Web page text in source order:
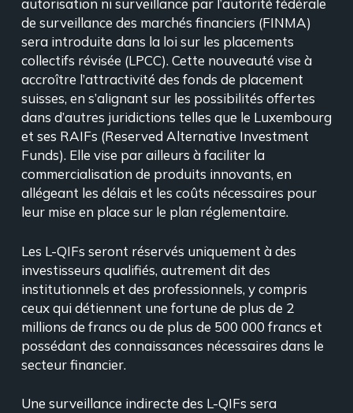
autorisation ni surveillance par l’autorité fédérale
de surveillance des marchés financiers (FINMA)
sera introduite dans la loi sur les placements
collectifs révisée (LPCC). Cette nouveauté vise à
accroître l’attractivité des fonds de placement
suisses, en s’alignant sur les possibilités offertes
dans d’autres juridictions telles que le Luxembourg
et ses RAIFs (Reserved Alternative Investment
Funds). Elle vise par ailleurs à faciliter la
commercialisation de produits innovants, en
allégeant les délais et les coûts nécessaires pour
leur mise en place sur le plan réglementaire.
Les L-QIFs seront réservés uniquement à des
investisseurs qualifiés, autrement dit des
institutionnels et des professionnels, y compris
ceux qui détiennent une fortune de plus de 2
millions de francs ou de plus de 500 000 francs et
possédant des connaissances nécessaires dans le
secteur financier.
Une surveillance indirecte des L-QIFs sera